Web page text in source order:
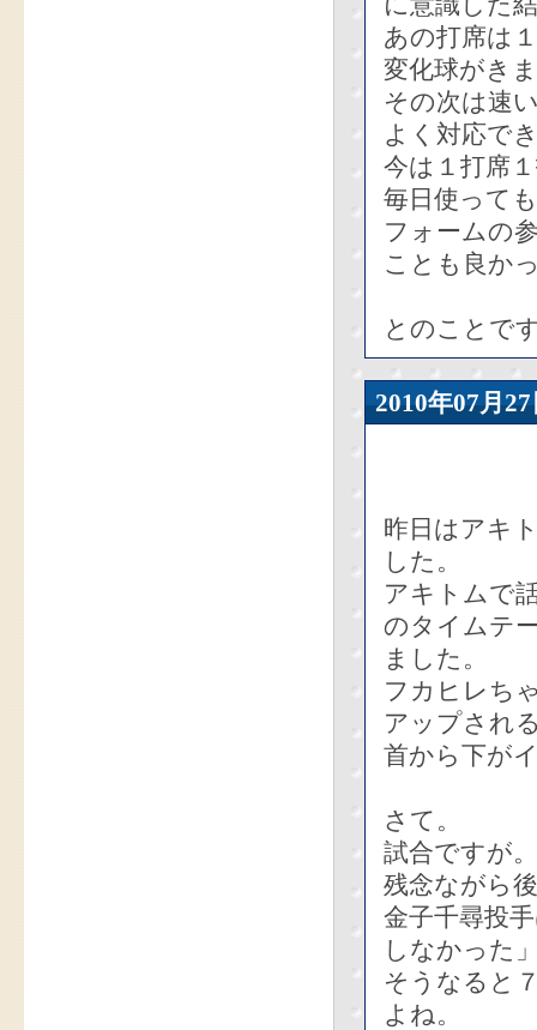
あの打席は
変化球がき
その次は速
よく対応で
今は１打席
毎日使って
フォームの
ことも良か
とのことで
2010年07
昨日はアキ
した。
アキトムで
のタイムテ
ました。
フカヒレち
アップされ
首から下が
さて。
試合ですが。
残念ながら
金子千尋投
しなかった
そうなると
よね。